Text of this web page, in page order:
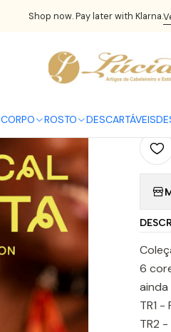
CORPO ROSTO DESCARTÁVEIS
Shop now. Pay later with Klarna.
Verniz Gel Andreia Andreia -
|
6
ainda
TR1
TR2